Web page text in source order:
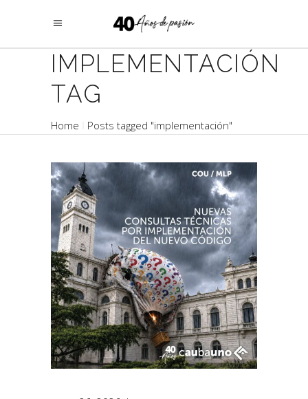
IMPLEMENTACIÓN
TAG
Home Posts tagged "implementación"